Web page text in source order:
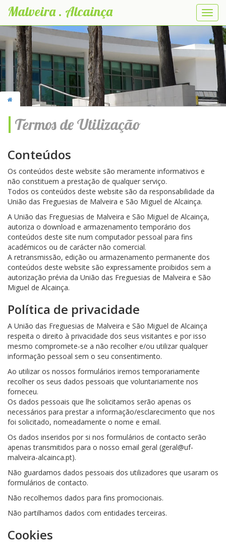
Abrir
Malveira . Alcainça
Termos de Utilização
Conteúdos
Os conteúdos deste website são meramente informativos e
não constituem a prestação de qualquer serviço.
Todos os conteúdos deste website são da responsabilidade da
União das Freguesias de Malveira e São Miguel de Alcainça.
A União das Freguesias de Malveira e São Miguel de Alcainça,
autoriza o download e armazenamento temporário dos
conteúdos deste site num computador pessoal para fins
académicos ou de carácter não comercial.
A retransmissão, edição ou armazenamento permanente dos
conteúdos deste website são expressamente proibidos sem a
autorização prévia da União das Freguesias de Malveira e São
Miguel de Alcainça.
Política de privacidade
A União das Freguesias de Malveira e São Miguel de Alcainça
respeita o direito à privacidade dos seus visitantes e por isso
mesmo compromete-se a não recolher e/ou utilizar qualquer
informação pessoal sem o seu consentimento.
Ao utilizar os nossos formulários iremos temporariamente
recolher os seus dados pessoais que voluntariamente nos
forneceu.
Os dados pessoais que lhe solicitamos serão apenas os
necessários para prestar a informação/esclarecimento que nos
foi solicitado, nomeadamente o nome e email.
Os dados inseridos por si nos formulários de contacto serão
apenas transmitidos para o nosso email geral (geral@uf-
malveira-alcainca.pt).
Não guardamos dados pessoais dos utilizadores que usaram os
formulários de contacto.
Não recolhemos dados para fins promocionais.
Não partilhamos dados com entidades terceiras.
Cookies